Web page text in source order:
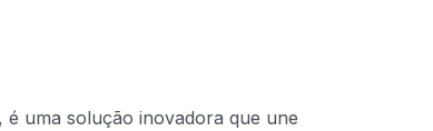
uma solução inovadora que une